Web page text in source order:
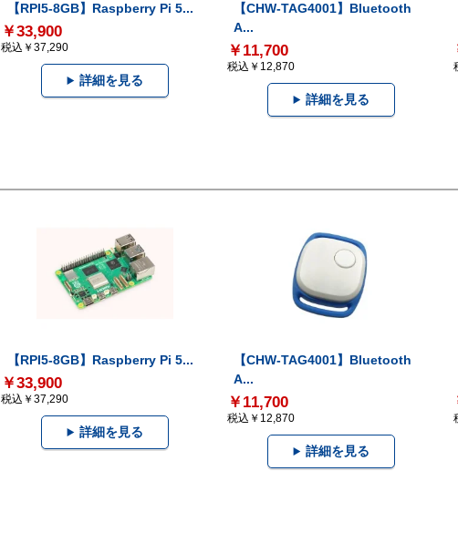
【RPI5-8GB】Raspberry Pi 5...
￥33,900
税込￥37,290
詳細を見る
【CHW-TAG4001】Bluetooth
A...
￥11,700
税込￥12,870
詳細を見る
【RPI5-8GB】Raspberry Pi 5...
￥33,900
税込￥37,290
詳細を見る
【CHW-TAG4001】Bluetooth
A...
￥11,700
税込￥12,870
詳細を見る